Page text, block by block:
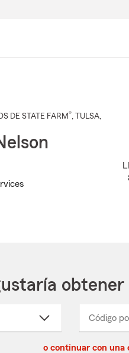
DE STATE FARM®, TULSA,
Código
_____
o continuar con una